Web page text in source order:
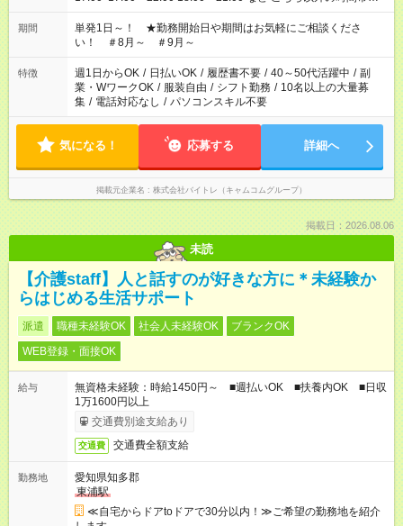
お気軽にご相談ください！
期間
単発1日～！ ★勤務開始日や期間はお気軽にご相談くださ
い！ ＃8月～ ＃9月～
特徴 週1日からOK / 日払いOK / 履歴書不要 / 40～50代活躍中 / 副
業・WワークOK / 服装自由 / シフト勤務 / 10名以上の大量募
集 / 電話対応なし / パソコンスキル不要
気になる！ 応募する 詳細へ
掲載元企業名 株式会社バイトレ（キャムコムグループ）
掲載日：2026.08.06
未読
【介護staff】人と話すのが好きな方に＊未経験か
らはじめる生活サポート
派遣 職種未経験OK 社会人未経験OK
ブランクOK
WEB登録・面接OK
給与
無資格未経験：時給1450円～ ■週払いOK ■扶養内OK ■日収
1万1600円以上
交通費別途支給あり
交通費 交通費全額支給
勤務地
愛知県知多郡
東浦駅
≪自宅からドアtoドアで30分以内！≫ご希望の勤務地を紹介